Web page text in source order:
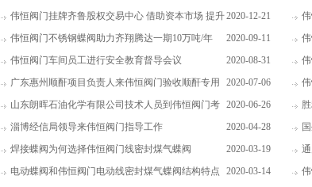
阀的区别
2020-12-21
伟恒阀门挂牌齐鲁股权交易中心 借助资本市场 提升
股权价值 成就百年伟恒梦想
东
2020-09-11
伟恒阀门不锈钢蝶阀助力齐翔腾达一期10万吨/年
MMA项目建成投产
防
2020-08-31
伟恒阀门车间员工进行安全教育督导会议
密
2020-07-06
广东惠州顺酐项目负责人来伟恒阀门验收顺酐专用
线密封保温蝶阀及顺酐专用翻板隔断阀
阀
2020-06-26
山东朗晖石油化学有限公司技术人员到伟恒阀门考
察四连杆保温蝶阀
2020-04-28
淄博经信局领导来伟恒阀门指导工作
2020-03-19
焊接蝶阀为何选择伟恒阀门线密封煤气蝶阀
2020-03-14
电动蝶阀和伟恒阀门电动线密封煤气蝶阀结构特点